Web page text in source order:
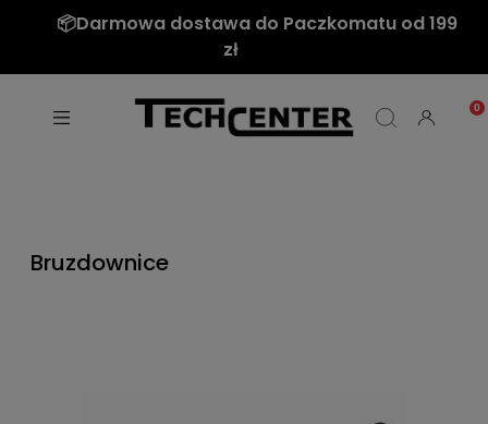
📦Darmowa dostawa do Paczkomatu od 199
zł
Bruzdownice